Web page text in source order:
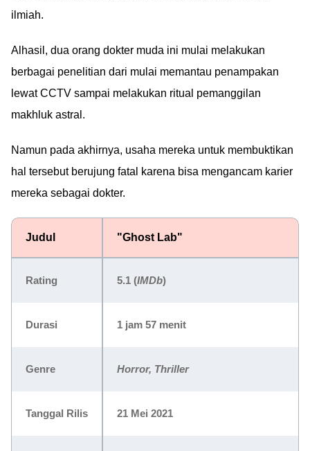
ilmiah.
Alhasil, dua orang dokter muda ini mulai melakukan
berbagai penelitian dari mulai memantau penampakan
lewat CCTV sampai melakukan ritual pemanggilan
makhluk astral.
Namun pada akhirnya, usaha mereka untuk membuktikan
hal tersebut berujung fatal karena bisa mengancam karier
mereka sebagai dokter.
Judul "Ghost Lab"
Rating 5.1 (IMDb)
Durasi 1 jam 57 menit
Genre Horror, Thriller
Tanggal Rilis 21 Mei 2021